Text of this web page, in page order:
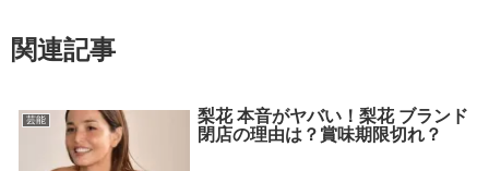
関連記事
芸能
梨花 本音がヤバい！梨花 ブランド
閉店の理由は？賞味期限切れ？